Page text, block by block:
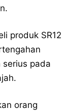
produk SR12
serius pada
orang